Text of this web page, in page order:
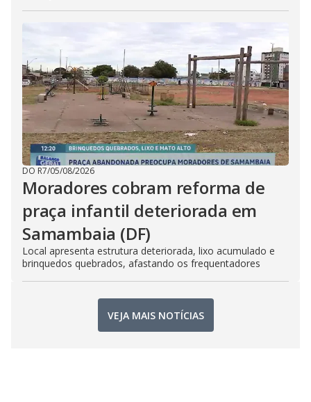
DO R7/05/08/2026
Moradores cobram reforma de
praça infantil deteriorada em
Samambaia (DF)
Local apresenta estrutura deteriorada, lixo acumulado e
brinquedos quebrados, afastando os frequentadores
VEJA MAIS NOTÍCIAS